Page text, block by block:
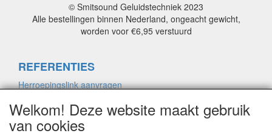
© Smitsound Geluidstechniek 2023
Alle bestellingen binnen Nederland, ongeacht gewicht,
worden voor €6,95 verstuurd
REFERENTIES
Herroepingslink aanvragen
ALGEMENE VOORWAARDEN
Welkom! Deze website maakt gebruik
van cookies